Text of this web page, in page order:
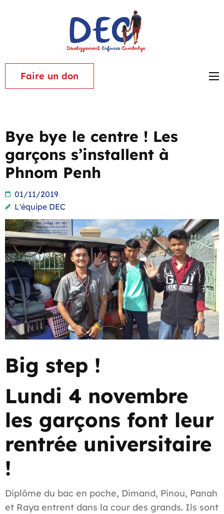
Entrée)
Faire un don
Bye bye le centre ! Les
garçons s’installent à
Phnom Penh
01/11/2019
L'équipe DEC
Big step !
Lundi 4 novembre
les garçons font leur
rentrée universitaire
!
Diplôme du bac en poche, Dimand, Pinou, Panah
et Raya entrent dans la cour des grands. Ils sont